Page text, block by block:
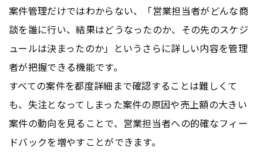
案件管理だけではわからない、「営業担当者がどんな商
談を誰に行い、結果はどうなったのか、その先のスケジ
ュールは決まったのか」というさらに詳しい内容を管理
者が把握できる機能です。
すべての案件を都度詳細まで確認することは難しくて
も、失注となってしまった案件の原因や売上額の大きい
案件の動向を見ることで、営業担当者への的確なフィー
ドバックを増やすことができます。